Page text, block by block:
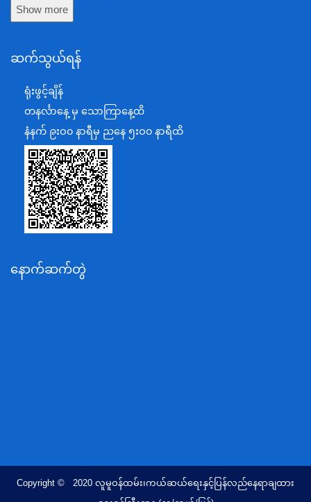
ကာကွယ်ရေးဝန်ကြီးဌာန
စီမံကိန်း၊ဘဏ္ဍာရေးနှင့်စက်မှုဝန်ကြီးဌာန
အပြည်ပြည်ဆိုင်ရာပူးပေါင်းဆောင်ရွက်ရေးဝန်ကြီးဌာန
ပြန်ကြားရေးဝန်ကြီးဌာန
သာသနာရေးနှင့် ယဉ်ကျေးမှုဝန်ကြီးဌာန
စိုက်ပျိုးရေး၊မွေးမြူရေးနှင့်ဆည်မြောင်းဝန်ကြီးဌာန
ပို့ဆောင်ရေးနှင့်ဆက်သွယ်ရေးဝန်ကြီးဌာန
သယံဇာတနှင့်ပတ်ဝန်းကျင်ထိန်းသိမ်းရေးဝန်ကြီးဌာန
အလုပ်သမား၊လူဝင်မှုကြီးကြပ်ရေးနှင့်ပြည်သူ့အင်အား
တိုင်းရင်းသားလူမျိုးရေးရာဝန်ကြီးဌာန
ပြည်ထောင်စုရာထူးဝန်အဖွဲ့ရုံး
Show more
ဆက်သွယ်ရန်
ရုံးဖွင့်ချိန်
တနင်္လာနေ့ မှ သောကြာနေ့ထိ
နံနက် ၉းဝ၀ နာရီမှ ညနေ ၅းဝ၀ နာရီထိ
နောက်ဆက်တွဲ
Copyright © 2020 လူမူဝန်ထမ်း၊ကယ်ဆယ်ရေးနှင့်ပြန်လည်နေရာချထား